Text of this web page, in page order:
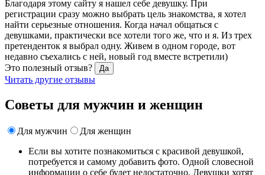
Благодаря этому сайту я нашел себе девушку. При
регистрации сразу можно выбрать цель знакомства, я хотел
найти серьезные отношения. Когда начал общаться с
девушками, практически все хотели того же, что и я. Из трех
претенденток я выбрал одну. Живем в одном городе, вот
недавно съехались с ней, новый год вместе встретили)
Это полезный отзыв?
Да
Читать другие отзывы
Советы для мужчин и женщин
Для мужчин
Для женщин
Если вы хотите познакомиться с красивой девушкой,
потребуется и самому добавить фото. Одной словесной
информации о себе будет недостаточно. Девушки хотят